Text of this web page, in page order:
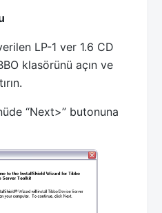
LP-1 ver 1.6 CD
klasörünü açın ve
“Next>” butonuna